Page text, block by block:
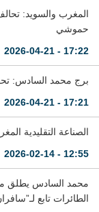
المغرب والسويد:
حموشي
17:22 - 2026-04-21
برج محمد السادس:
17:21 - 2026-04-21
الصناعة التقليدية
12:55 - 2026-02-14
محمد السادس يطلق
الطائرات تابع لـ”سافران”